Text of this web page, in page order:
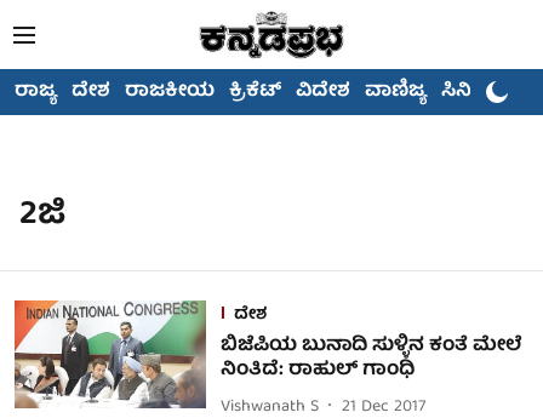
ರಾಜ್ಯ ದೇಶ ರಾಜಕೀಯ ಕ್ರಿಕೆಟ್ ವಿದೇಶ ವಾಣಿಜ್ಯ ಸಿನಿಮಾ
2ಜಿ
ದೇಶ
ಬಿಜೆಪಿಯ ಬುನಾದಿ ಸುಳ್ಳಿನ ಕಂತೆ ಮೇಲೆ
ನಿಂತಿದೆ: ರಾಹುಲ್ ಗಾಂಧಿ
Vishwanath S
21 Dec 2017